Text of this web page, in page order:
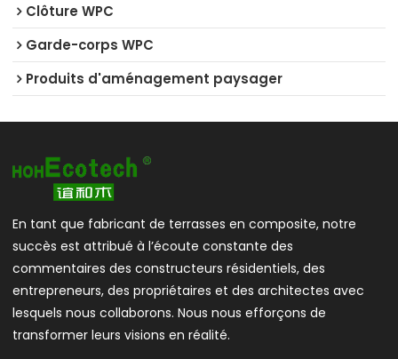
Clôture WPC
Garde-corps WPC
Produits d'aménagement paysager
En tant que fabricant de terrasses en composite, notre
succès est attribué à l’écoute constante des
commentaires des constructeurs résidentiels, des
entrepreneurs, des propriétaires et des architectes avec
lesquels nous collaborons. Nous nous efforçons de
transformer leurs visions en réalité.